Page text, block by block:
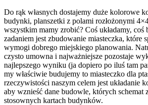
Do rąk własnych dostajemy duże kolorowe
budynki, planszetki z polami rozłożonymi
wszystkim mamy zrobić? Coś układamy, coś
zadaniem jest zbudowanie miasteczka, które
wymogi dobrego miejskiego planowania.
czysto umowna i najważniejsze pozostaje
najlepszego wyniku (ja dopiero po iluś tam
my właściwie budujemy to miasteczko dla
rzeczywistości naszym celem jest układanie
aby wznieść dane budowle, których schemat
stosownych kartach budynków.